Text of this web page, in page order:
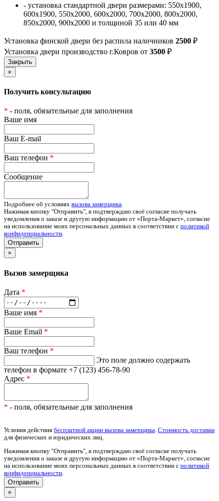
- установка стандартной двери размерами: 550х1900,
600х1900, 550х2000, 600х2000, 700х2000, 800х2000,
850х2000, 900х2000 и толщиной 35 или 40 мм
Установка финской двери без распила наличников 2500 ₽
Установка двери производство г.Ковров от 3500 ₽
×
Получить консультацию
* - поля, обязательные для заполнения
Ваше имя
Ваш E-mail
Ваш телефон *
Сообщение
Подробнее об условиях вызова замерщика.
Нажимая кнопку "Отправить", я подтверждаю своё согласие получать
уведомления о заказе и другую информацию от «Порта-Маркет», согласие
на использование моих персональных данных в соответствии с политикой
конфиденциальности.
Отправить
×
Вызов замерщика
Дата *
Ваше имя *
Ваше Email *
Ваш телефон *
Это поле должно содержать
телефон в формате +7 (123) 456-78-90
Адрес *
* - поля, обязательные для заполнения
Условия действия бесплатной акции вызова замерщика Стоимость доставки
для физических и юридических лиц.
Нажимая кнопку "Отправить", я подтверждаю своё согласие получать
уведомления о заказе и другую информацию от «Порта-Маркет», согласие
на использование моих персональных данных в соответствии с политикой
конфиденциальности
×